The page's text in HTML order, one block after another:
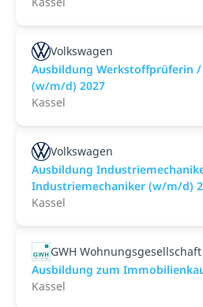
Volkswagen
Ausbildung Werkstoffprüferin
(w/m/d) 2027
Kassel
Volkswagen
Ausbildung
Industriemechaniker (w/m/d)
Kassel
GWH
Ausbildung zum
Kassel